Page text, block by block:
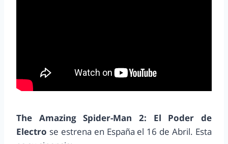
The Amazing Spider-Man 2: El Poder de
Electro se estrena en España el 16 de Abril. Esta